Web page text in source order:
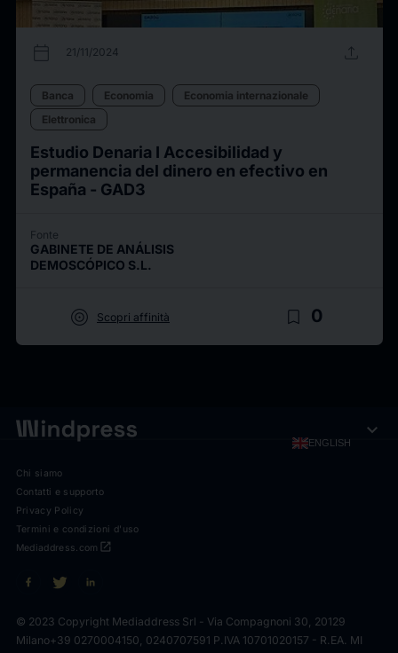
calendar_today 21/11/2024 upload
Banca Economia
Economia internazionale
Elettronica
Estudio Denaria I Accesibilidad y
permanencia del dinero en efectivo en
España - GAD3
Fonte
GABINETE DE ANÁLISIS
DEMOSCÓPICO S.L.
target Scopri affinità bookmark_border 0
ENGLISH expand_more
Chi siamo
Contatti e supporto
Privacy Policy
Termini e condizioni d'uso
open_in_new
Mediaddress.com
© 2023 Copyright Mediaddress Srl - Via Compagnoni 30, 20129
Milano+39 0270004150, 0240707591 P.IVA 10701020157 - R.EA. MI